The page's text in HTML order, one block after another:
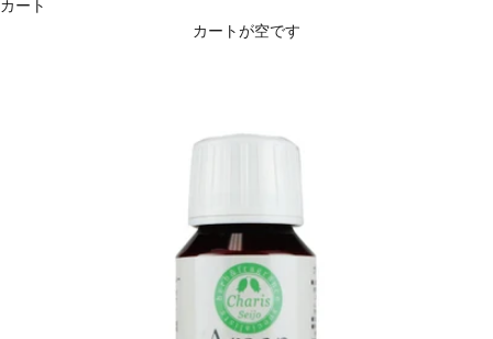
カート
カートが空です